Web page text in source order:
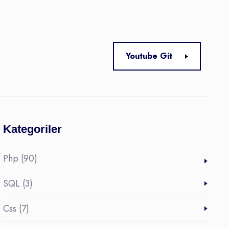
Youtube Git
Kategoriler
Php (90)
SQL (3)
Css (7)